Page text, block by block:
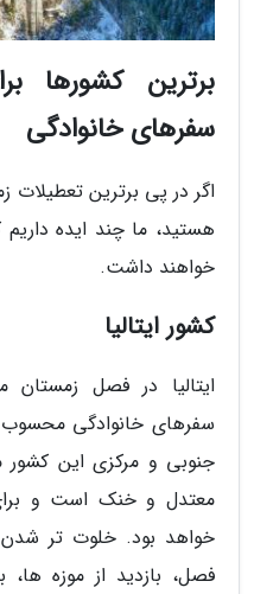
برترین کشورها
سفرهای خانوادگی
اگر در پی برترین تعطیلات
هستید، ما چند ایده
خواهند داشت.
کشور ایتالیا
ایتالیا در فصل
سفرهای خانوادگی
جنوبی و مرکزی این کشور
معتدل و خنک است و
خواهد بود. خلوت تر
فصل، بازدید از موزه